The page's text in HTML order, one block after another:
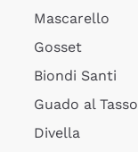
Mascarello
Gosset
Biondi Santi
Guado al Tasso
Divella